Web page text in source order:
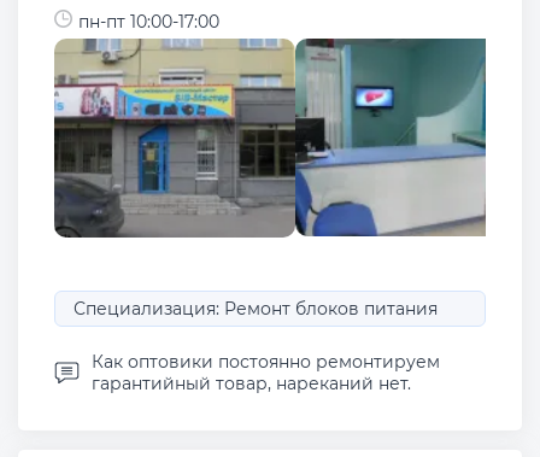
пн-пт 10:00-17:00
Специализация: Ремонт блоков питания
Как оптовики постоянно ремонтируем
гарантийный товар, нареканий нет.